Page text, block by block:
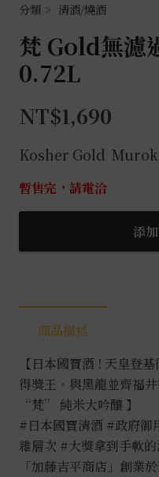
清酒/燒酒
梵 Gold無濾
0.72L
NT$1,690
Kosher Gold
暫售完，請電洽
添
商品描述
【日本國寶酒 ! 天皇登
得獎王．與黑龍並齊福
“梵” 純米大吟釀 】
#日本國寶清酒 #政府御
雜層次 #大獎拿到手軟
「加藤吉平商店」創業